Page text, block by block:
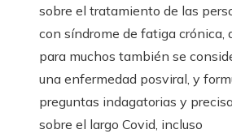
sobre el tratamiento de las
con síndrome de fatiga crónica,
para muchos también se
una enfermedad posviral, y
preguntas indagatorias y
sobre el largo Covid, incluso